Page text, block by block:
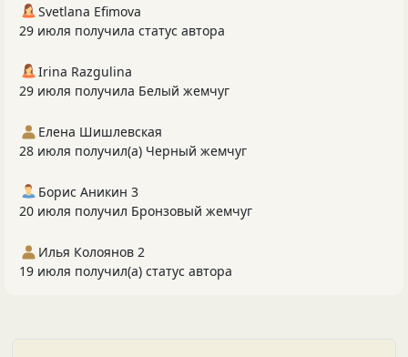
Svetlana Efimova
29 июля получила статус автора
Irina Razgulina
29 июля получила Белый жемчуг
Елена Шишлевская
28 июля получил(а) Черный жемчуг
Борис Аникин 3
20 июля получил Бронзовый жемчуг
Илья Колоянов 2
19 июля получил(а) статус автора